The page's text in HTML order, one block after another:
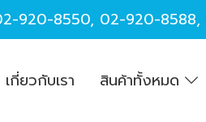
920-8550, 02-920-8588,
เกี่ยวกับเรา สินค้าทั้งหมด